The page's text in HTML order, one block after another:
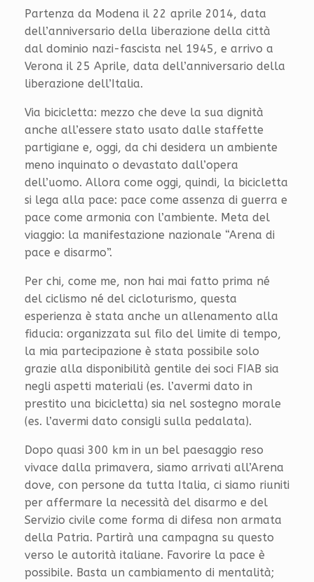
Partenza da Modena il 22 aprile 2014, data
dell’anniversario della liberazione della città
dal dominio nazi-fascista nel 1945, e arrivo a
Verona il 25 Aprile, data dell’anniversario della
liberazione dell’Italia.
Via bicicletta: mezzo che deve la sua dignità
anche all’essere stato usato dalle staffette
partigiane e, oggi, da chi desidera un ambiente
meno inquinato o devastato dall’opera
dell’uomo. Allora come oggi, quindi, la bicicletta
si lega alla pace: pace come assenza di guerra e
pace come armonia con l’ambiente. Meta del
viaggio: la manifestazione nazionale “Arena di
pace e disarmo”.
Per chi, come me, non hai mai fatto prima né
del ciclismo né del cicloturismo, questa
esperienza è stata anche un allenamento alla
fiducia: organizzata sul filo del limite di tempo,
la mia partecipazione è stata possibile solo
grazie alla disponibilità gentile dei soci FIAB sia
negli aspetti materiali (es. l’avermi dato in
prestito una bicicletta) sia nel sostegno morale
(es. l’avermi dato consigli sulla pedalata).
Dopo quasi 300 km in un bel paesaggio reso
vivace dalla primavera, siamo arrivati all’Arena
dove, con persone da tutta Italia, ci siamo riuniti
per affermare la necessità del disarmo e del
Servizio civile come forma di difesa non armata
della Patria. Partirà una campagna su questo
verso le autorità italiane. Favorire la pace è
possibile. Basta un cambiamento di mentalità;